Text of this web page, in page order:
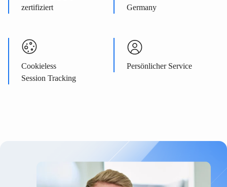
zertifiziert
Germany
Cookieless
Session Tracking
Persönlicher Service